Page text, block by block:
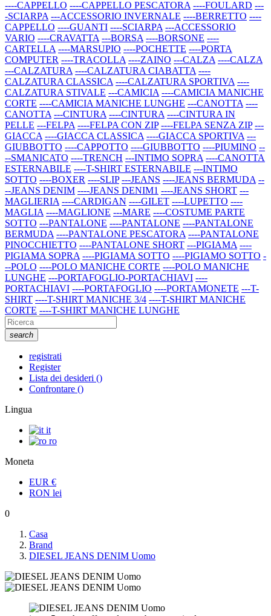
----CAPPELLO ----CAPPELLO PESCATORA ----FOULARD ---
-SCIARPA ---ACCESSORIO INVERNALE ----BERRETTO ----
CAPPELLO ----GUANTI ----SCIARPA ---ACCESSORIO
VARIO ----CRAVATTA ---BORSA ----BORSONE ----
CARTELLA ----MARSUPIO ----POCHETTE ----PORTA
COMPUTER ----TRACOLLA ----ZAINO ---CALZA ----CALZA
---CALZATURA ----CALZATURA CIABATTA ----
CALZATURA CLASSICA ----CALZATURA SPORTIVA ----
CALZATURA STIVALE ---CAMICIA ----CAMICIA MANICHE
CORTE ----CAMICIA MANICHE LUNGHE ---CANOTTA ----
CANOTTA ---CINTURA ----CINTURA ----CINTURA IN
PELLE ---FELPA ----FELPA CON ZIP ----FELPA SENZA ZIP ---
GIACCA ----GIACCA CLASSICA ----GIACCA SPORTIVA ---
GIUBBOTTO ----CAPPOTTO ----GIUBBOTTO ----PIUMINO --
--SMANICATO ----TRENCH ---INTIMO SOPRA ----CANOTTA
ESTERNABILE ----T-SHIRT ESTERNABILE ---INTIMO
SOTTO ----BOXER ----SLIP ---JEANS ----JEANS BERMUDA --
--JEANS DENIM ----JEANS DENIM1 ----JEANS SHORT ---
MAGLIERIA ----CARDIGAN ----GILET ----LUPETTO ----
MAGLIA ----MAGLIONE ---MARE ----COSTUME PARTE
SOTTO ---PANTALONE ----PANTALONE ----PANTALONE
BERMUDA ----PANTALONE PESCATORA ----PANTALONE
PINOCCHIETTO ----PANTALONE SHORT ---PIGIAMA ----
PIGIAMA SOPRA ----PIGIAMA SOTTO ----PIGIAMO SOTTO -
--POLO ----POLO MANICHE CORTE ----POLO MANICHE
LUNGHE ---PORTAFOGLIO-PORTACHIAVI ----
PORTACHIAVI ----PORTAFOGLIO ----PORTAMONETE ---T-
SHIRT ----T-SHIRT MANICHE 3/4 ----T-SHIRT MANICHE
CORTE ----T-SHIRT MANICHE LUNGHE
search
registrati
Register
Lista dei desideri ()
Confrontare ()
Lingua
it
ro
Moneta
EUR €
RON lei
0
Casa
Brand
DIESEL JEANS DENIM Uomo